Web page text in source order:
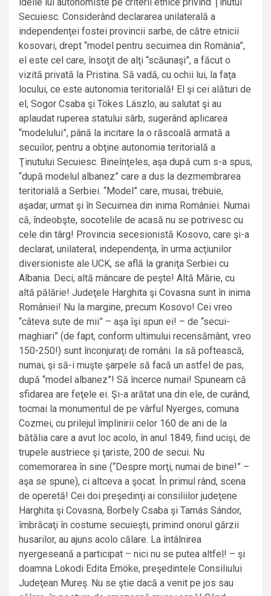
Secuiesc. Considerând declararea unilaterală a
independenţei fostei provincii sarbe, de către etnicii
kosovari, drept “model pentru secuimea din România”,
el este cel care, însoţit de alţi “scăunaşi”, a făcut o
vizită privată la Pristina. Să vadă, cu ochii lui, la faţa
locului, ce este autonomia teritorială! El şi cei alături de
el, Sogor Csaba şi Tökes Lászlo, au salutat şi au
aplaudat ruperea statului sârb, sugerând aplicarea
“modelului”, până la incitare la o răscoală armată a
secuilor, pentru a obţine autonomia teritorială a
Ţinutului Secuiesc. Bineînţeles, aşa după cum s-a spus,
“după modelul albanez” care a dus la dezmembrarea
teritorială a Serbiei. “Model” care, musai, trebuie,
aşadar, urmat şi în Secuimea din inima României. Numai
că, îndeobşte, socotelile de acasă nu se potrivesc cu
cele din târg! Provincia secesionistă Kosovo, care şi-a
declarat, unilateral, independenţa, în urma acţiunilor
diversioniste ale UCK, se află la graniţa Serbiei cu
Albania. Deci, altă mâncare de peşte! Altă Mărie, cu
altă pălărie! Judeţele Harghita şi Covasna sunt în inima
României! Nu la margine, precum Kosovo! Cei vreo
“câteva sute de mii” – aşa îşi spun ei! – de “secui-
maghiari” (de fapt, conform ultimului recensământ, vreo
150-250!) sunt înconjuraţi de români. Ia să poftească,
numai, şi să-i muşte şarpele să facă un astfel de pas,
după “model albanez”! Să încerce numai! Spuneam că
sfidarea are feţele ei. Şi-a arătat una din ele, de curând,
tocmai la monumentul de pe vârful Nyerges, comuna
Cozmei, cu prilejul împlinirii celor 160 de ani de la
bătălia care a avut loc acolo, în anul 1849, fiind ucişi, de
trupele austriece şi ţariste, 200 de secui. Nu
comemorarea în sine (“Despre morţi, numai de bine!” –
aşa se spune), ci altceva a şocat. În primul rând, scena
de operetă! Cei doi preşedinţi ai consiliilor judeţene
Harghita şi Covasna, Borbely Csaba şi Tamás Sándor,
îmbrăcaţi în costume secuieşti, primind onorul gărzii
husarilor, au ajuns acolo călare. La întâlnirea
nyergeseană a participat – nici nu se putea altfel! – şi
doamna Lokodi Edita Emöke, preşedintele Consiliului
Judeţean Mureş. Nu se ştie dacă a venit pe jos sau